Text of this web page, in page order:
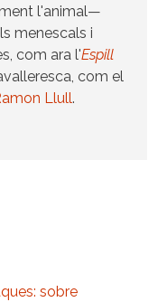
l'animal—
menescals i
com ara l'Espill
com el
Llull.
sobre